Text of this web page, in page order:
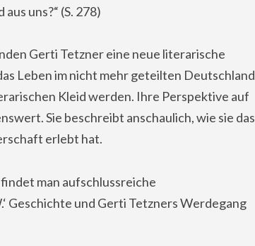
uns?“ (S. 278)
Gerti Tetzner eine neue literarische
Leben im nicht mehr geteilten Deutschland
Kleid werden. Ihre Perspektive auf
Sie beschreibt anschaulich, wie sie das
erlebt hat.
man aufschlussreiche
Geschichte und Gerti Tetzners Werdegang